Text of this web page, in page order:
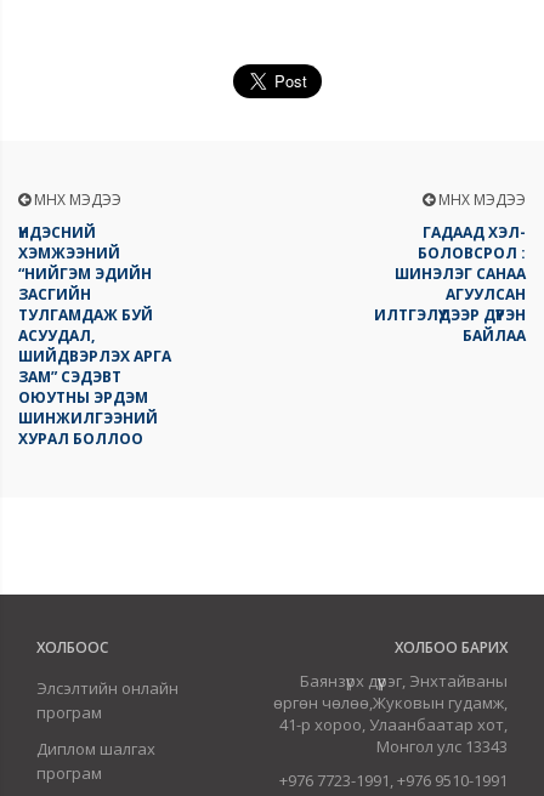
ӨМНӨХ МЭДЭЭ
ҮНДЭСНИЙ
ХЭМЖЭЭНИЙ
“НИЙГЭМ ЭДИЙН
ЗАСГИЙН
ТУЛГАМДАЖ БУЙ
АСУУДАЛ,
ШИЙДВЭРЛЭХ АРГА
ЗАМ” СЭДЭВТ
ОЮУТНЫ ЭРДЭМ
ШИНЖИЛГЭЭНИЙ
ХУРАЛ БОЛЛОО
ӨМНӨХ МЭДЭЭ
ГАДААД ХЭЛ-
БОЛОВСРОЛ :
ШИНЭЛЭГ САНАА
АГУУЛСАН
ИЛТГЭЛҮҮДЭЭР ДҮҮРЭН
БАЙЛАА
ХОЛБООС
Элсэлтийн онлайн
програм
Диплом шалгах
програм
ХОЛБОО БАРИХ
Баянзүрх дүүрэг, Энхтайваны
өргөн чөлөө,Жуковын гудамж,
41-р хороо, Улаанбаатар хот,
Монгол улс 13343
+976 7723-1991, +976 9510-1991